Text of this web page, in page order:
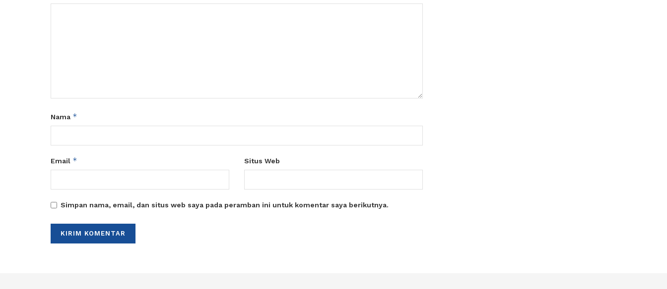
Nama *
Email * Situs Web
Simpan nama, email, dan situs web saya pada peramban ini untuk komentar saya berikutnya.